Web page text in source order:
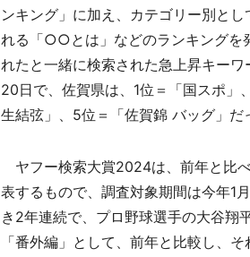
ンキング」に加え、カテゴリー別と
れる「○○とは」などのランキングを
れたと一緒に検索された急上昇キー
20日で、佐賀県は、1位＝「国スポ」
生結弦」、5位＝「佐賀錦 バッグ」だ
ヤフー検索大賞2024は、前年と比
表するもので、調査対象期間は今年1
き2年連続で、プロ野球選手の大谷翔
「番外編」として、前年と比較し、